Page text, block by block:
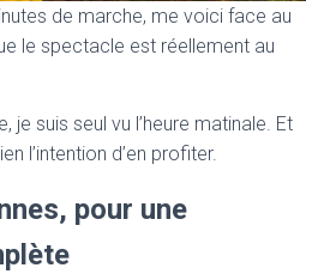
de marche, me voici face au
le spectacle est réellement au
je suis seul vu l’heure matinale. Et
l’intention d’en profiter.
pour une